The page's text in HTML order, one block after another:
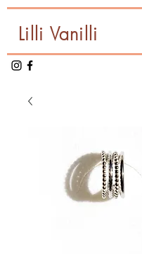
Lilli Vanilli